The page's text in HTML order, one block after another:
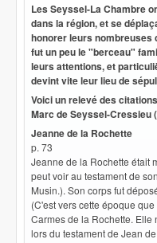
Les Seyssel-La Chambre
dans la région, et se
honorer leurs nombreuses
fut un peu le "berceau"
leurs attentions, et
devint vite leur lieu de
Voici un relevé des
Marc de Seyssel-Cressieu
Jeanne de la Rochette
p. 73
Jeanne de la Rochette était
peut voir au testament de
Musin.). Son corps fut
(C'est vers cette époque
Carmes de la Rochette. Elle
lors du testament de Jean